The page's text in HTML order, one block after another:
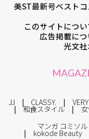
美ST最新号ベスト
このサイトについ
広告掲載につ
光文
JJ CLASSY. VERY
和食スタイル
マンガ コミソル
kokode Beauty